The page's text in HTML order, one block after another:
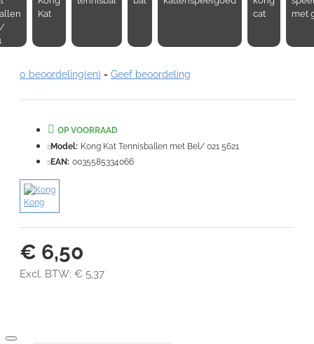
Opmerking:
Note:HTML-code wordt niet vertaald!
Slecht
Kat
cat
met
0 beoordeling(en) - Geef beoordeling
€ 6,50
Excl. BTW: € 5,37
OP VOORRAAD
Model: Kong Kat Tennisballen met Bel/ 021 5621
EAN: 0035585334066
Kong